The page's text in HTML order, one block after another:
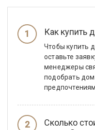
Как купить
Чтобы купить
оставьте
менеджеры
подобрать
Сколько